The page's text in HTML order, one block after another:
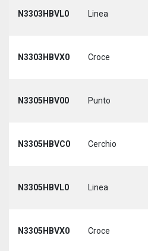
N3303HBVL0 Linea
N3303HBVX0 Croce
N3305HBV00 Punto
N3305HBVC0 Cerchio
N3305HBVL0 Linea
N3305HBVX0 Croce